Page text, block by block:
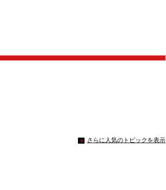
さらに人気のトピックを表示